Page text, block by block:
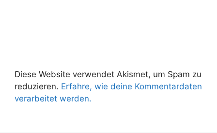
Diese Website verwendet Akismet, um Spam zu
reduzieren. Erfahre, wie deine Kommentardaten
verarbeitet werden.